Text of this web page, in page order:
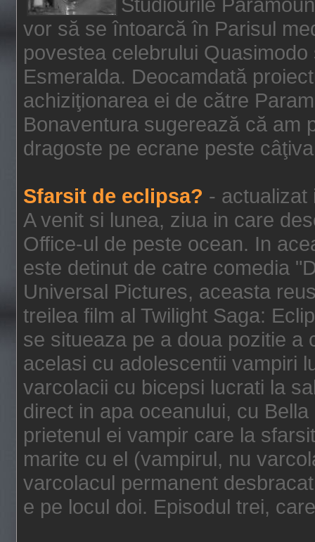
vor să se întoarcă în Parisul
povestea celebrului
Esmeralda. Deocamdată
achiziţionarea ei de către
Bonaventura sugerează că am
dragoste pe ecrane peste
Sfarsit de eclipsa? - actualizat
A venit si lunea, ziua in care
Office-ul de peste ocean. In
este detinut de catre comedia
Universal Pictures, aceasta
treilea film al Twilight Saga:
se situeaza pe a doua pozitie a
acelasi cu adolescentii vampiri
varcolacii cu bicepsi lucrati la
direct in apa oceanului, cu
prietenul ei vampir care la
marite cu el (vampirul, nu
varcolacul permanent
e pe locul doi. Episodul trei,